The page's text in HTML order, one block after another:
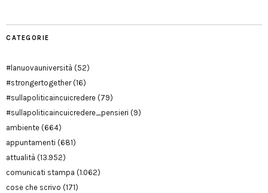
CATEGORIE
#lanuovauniversità (52)
#strongertogether(16)
#sullapoliticaincuicredere (79)
#sullapoliticaincuicredere_pensieri (9)
ambiente (664)
appuntamenti (681)
attualità (13.952)
comunicati stampa (1.062)
cose che scrivo (171)